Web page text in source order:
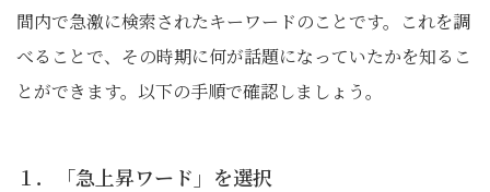
間内で急激に検索されたキーワードのことです。これを調
べることで、その時期に何が話題になっていたかを知るこ
とができます。以下の手順で確認しましょう。
１．「急上昇ワード」を選択